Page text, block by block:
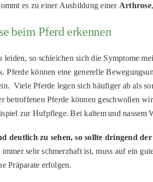
es zu einer Ausbildung einer Arthrose
beim Pferd erkennen
so schleichen sich die Symptome
Pferde können eine generelle
Viele Pferde legen sich häufiger ab als
betroffenen Pferde können geschwollen
zur Hufpflege. Bei kaltem und nassem
deutlich zu sehen, so sollte dringend
sehr schmerzhaft ist, muss auf ein
Präparate erfolgen.